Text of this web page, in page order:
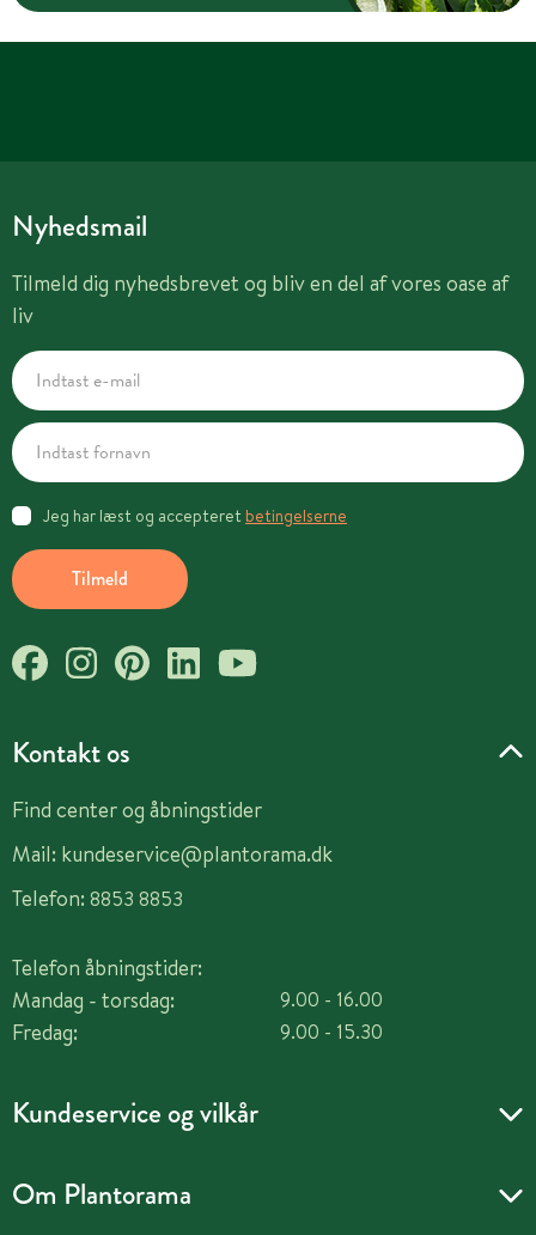
Kontakt os
Find center og åbningstider
Mail: kundeservice@plantorama.dk
Telefon: 8853 8853
Telefon åbningstider:
Mandag - torsdag:
Fredag:
9.00 - 16.00
9.00 - 15.30
Kundeservice og vilkår
Om Plantorama
Nyhedsmail
Tilmeld dig nyhedsbrevet og bliv en del af vores oase af
liv
Tilmeld
Jeg har læst og accepteret betingelserne